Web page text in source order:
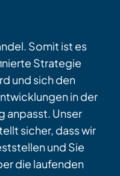
Somit ist es
Strategie
und sich den
in der
anpasst. Unser
sicher, dass wir
und Sie
die laufenden